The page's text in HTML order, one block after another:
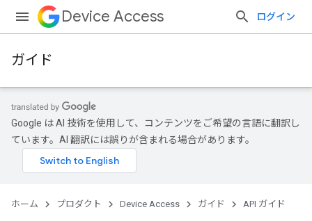
Device Access ログイン
ガイド
Google は AI 技術を使用して、コンテンツをご希望の言語に翻訳し
ています。AI 翻訳には誤りが含まれる場合があります。
ホーム プロダクト Device Access ガイド API ガイド